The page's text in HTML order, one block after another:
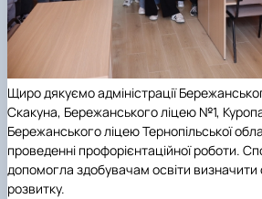
Щиро дякуємо адміністрації
Скакуна, Бережанського ліцею №1,
Бережанського ліцею Тернопільської
проведенні профорієнтаційної роботи.
допомогла здобувачам освіти
розвитку.